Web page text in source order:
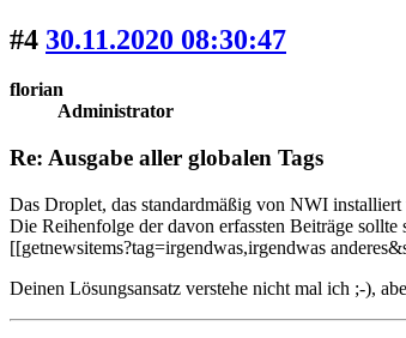
#4 30.11.2020 08:30:47
florian
Administrator
Re: Ausgabe aller globalen Tags
Das Droplet, das standardmäßig von NWI
Die Reihenfolge der davon erfassten Beiträge
[[getnewsitems?tag=irgendwas,irgendwas
Deinen Lösungsansatz verstehe nicht mal ich ;-),